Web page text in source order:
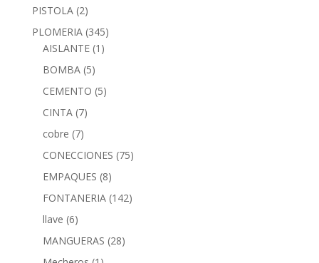
PISTOLA (2)
PLOMERIA (345)
AISLANTE (1)
BOMBA (5)
CEMENTO (5)
CINTA (7)
cobre (7)
CONECCIONES (75)
EMPAQUES (8)
FONTANERIA (142)
llave (6)
MANGUERAS (28)